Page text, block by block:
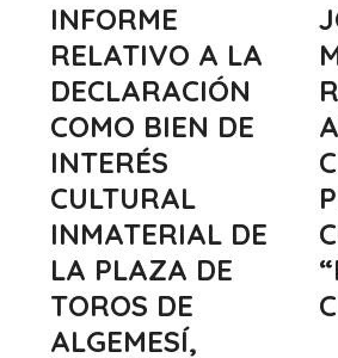
INFORME
RELATIVO A LA
DECLARACIÓN
COMO BIEN DE
INTERÉS
CULTURAL
INMATERIAL DE
LA PLAZA DE
TOROS DE
ALGEMESÍ,